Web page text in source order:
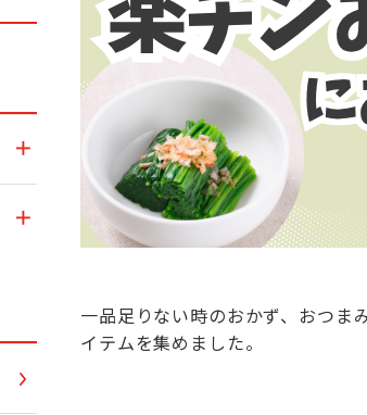
一品足りない時のおかず、おつま
イテムを集めました。